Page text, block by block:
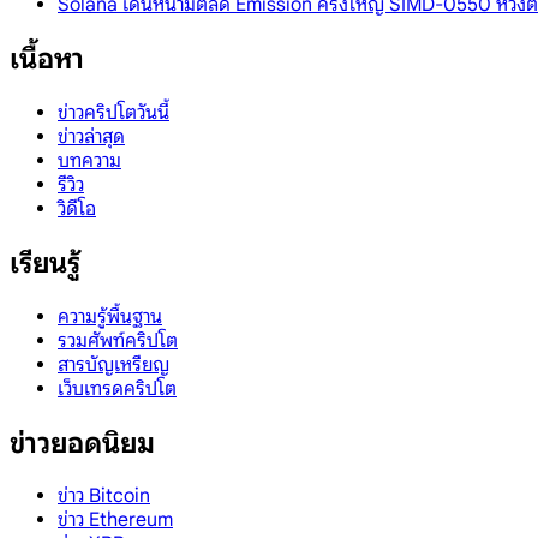
Solana เดินหน้ามติลด Emission ครั้งใหญ่ SIMD-0550 หวัง
เนื้อหา
ข่าวคริปโตวันนี้
ข่าวล่าสุด
บทความ
รีวิว
วิดีโอ
เรียนรู้
ความรู้พื้นฐาน
รวมศัพท์คริปโต
สารบัญเหรียญ
เว็บเทรดคริปโต
ข่าวยอดนิยม
ข่าว Bitcoin
ข่าว Ethereum